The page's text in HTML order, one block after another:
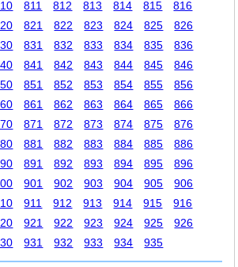
811 812 813 814 815
816
821 822 823 824 825
826
831 832 833 834 835
836
841 842 843 844 845
846
851 852 853 854 855
856
861 862 863 864 865
866
871 872 873 874 875
876
881 882 883 884 885
886
891 892 893 894 895
896
901 902 903 904 905
906
911 912 913 914 915
916
921 922 923 924 925
926
931 932 933 934 935